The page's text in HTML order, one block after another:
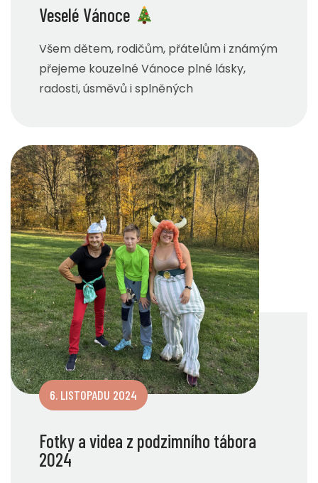
Veselé Vánoce
Všem dětem, rodičům, přátelům i známým
přejeme kouzelné Vánoce plné lásky,
radosti, úsměvů i splněných
6. LISTOPADU 2024
Fotky a videa z podzimního tábora
2024